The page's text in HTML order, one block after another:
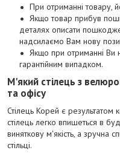
При отриманні товару,
Якщо товар прибув
деталях описати
надсилаємо Вам нову
Якщо при отриманні Ви
гарантійним випадком.
М'який стілець з
та офісу
Стілець Корей є результатом
стілець легко впишеться в
виняткову м'якість, а зручна
стільці.